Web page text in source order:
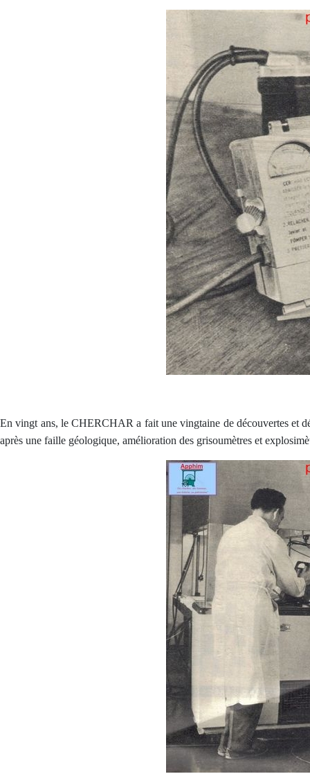
En vingt ans, le CHERCHAR a fait une vingtaine de découvertes et
après une faille géologique, amélioration des grisoumètres et